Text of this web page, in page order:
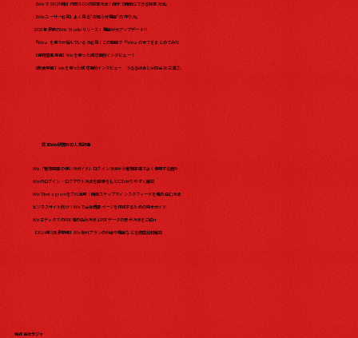
【WixでSEO対策】内部SEOの設定方法！自分で簡単にできる設定方法。
【Wixユーザー必見】よく見る"お知らせ機能"の作り方。
2023年最新のWix Studio リリース！機能が大アップデート?!
『Wix』を使うか悩んでいる方必見！この動画で『Wix』の全てをまとめてみた​
【保育園事業編】Wixを使った成功事例インタビュー！
【飲食業編】wixを使った成功事例インタビュー うるるはあと合同会社 三浦さ...
日本Wix研究所の人気記事
Wix「管理画面の使い方ガイド」ログイン方法から管理画面でよく使用する箇所
Wixのログイン・ログアウト方法を画像をもとにわかりやすく解説
WixでInstagramをフル活用！簡単ステップでインスタフィードを埋め込む方法
ビジネスサイト向け！Wixで会社概要ページを作成するための完全ガイド
WixエディタでのPDF埋め込み方法とPDFデータの表示方法をご紹介
【2024年5月最新版】Wix有料プランの料金や機能などを徹底比較解説
株式会社ラジャ